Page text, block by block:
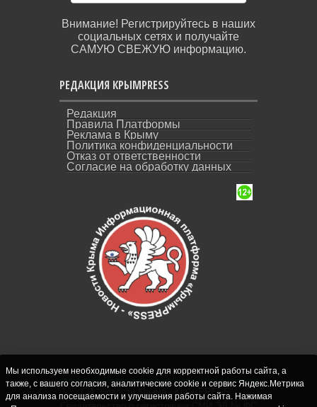
Внимание! Регистрируйтесь в наших
социальных сетях и получайте
САМУЮ СВЕЖУЮ информацию.
РЕДАКЦИЯ КРЫМPRESS
Редакция
Правила Платформы
Реклама в Крыму
Политика конфиденциальности
Отказ от ответственности
Согласие на обработку данных
СИ "Новости Крыма - КрымPRESS".
Мы используем необходимые cookie для корректной работы сайта, а
также, с вашего согласия, аналитические cookie и сервис Яндекс.Метрика
для анализа посещаемости и улучшения работы сайта. Нажимая